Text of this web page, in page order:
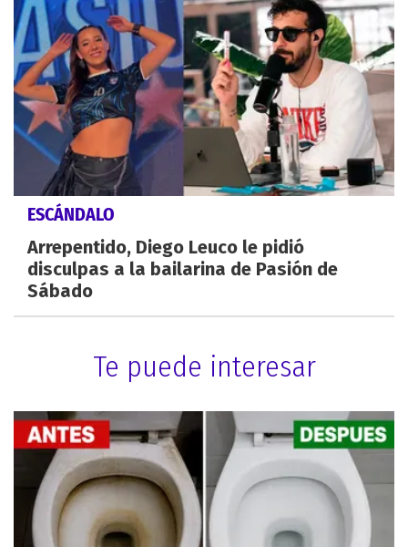
ESCÁNDALO
Arrepentido, Diego Leuco le pidió
disculpas a la bailarina de Pasión de
Sábado
Te puede interesar